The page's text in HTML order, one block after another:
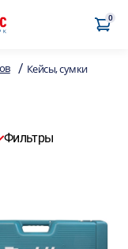
0
/ Кейсы, сумки
Фильтры